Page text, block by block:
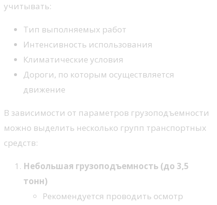
учитывать:
Тип выполняемых работ
Интенсивность использования
Климатические условия
Дороги, по которым осуществляется
движение
В зависимости от параметров грузоподъемности
можно выделить несколько групп транспортных
средств:
Небольшая грузоподъемность (до 3,5
тонн)
Рекомендуется проводить осмотр